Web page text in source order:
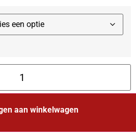
aan winkelwagen